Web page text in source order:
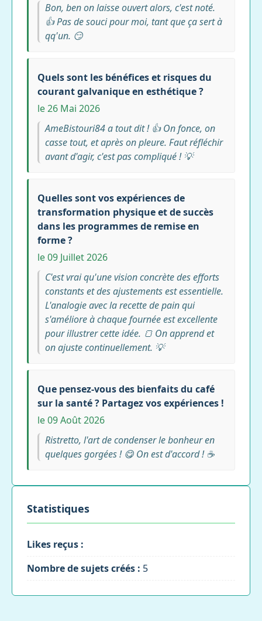
Bon, ben on laisse ouvert alors, c'est noté.
👍 Pas de souci pour moi, tant que ça sert à
qq'un. 😏
Quels sont les bénéfices et risques du
courant galvanique en esthétique ?
le 26 Mai 2026
AmeBistouri84 a tout dit ! 👍 On fonce, on
casse tout, et après on pleure. Faut réfléchir
avant d'agir, c'est pas compliqué ! 💡
Quelles sont vos expériences de
transformation physique et de succès
dans les programmes de remise en
forme ?
le 09 Juillet 2026
C'est vrai qu'une vision concrète des efforts
constants et des ajustements est essentielle.
L'analogie avec la recette de pain qui
s'améliore à chaque fournée est excellente
pour illustrer cette idée. 🍞 On apprend et
on ajuste continuellement. 💡
Que pensez-vous des bienfaits du café
sur la santé ? Partagez vos expériences !
le 09 Août 2026
Ristretto, l'art de condenser le bonheur en
quelques gorgées ! 😋 On est d'accord ! ☕
Statistiques
Likes reçus :
Nombre de sujets créés : 5